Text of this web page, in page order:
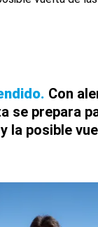
Con
se prepara
la posible